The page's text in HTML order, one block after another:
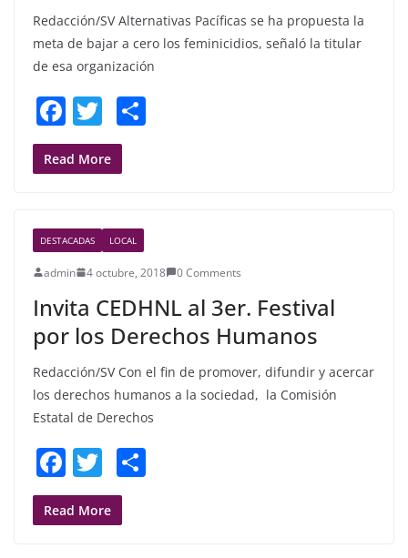
Redacción/SV Alternativas Pacíficas se ha propuesta la
meta de bajar a cero los feminicidios, señaló la titular
de esa organización
F
a
c
b
o
o
k
T
w
itt
Read More
DESTACADAS LOCAL
admin 4 octubre, 2018 0 Comments
Invita CEDHNL al 3er. Festival
por los Derechos Humanos
Redacción/SV Con el fin de promover, difundir y acercar
los derechos humanos a la sociedad, la Comisión
Estatal de Derechos
F
a
c
T
w
itt
Read More